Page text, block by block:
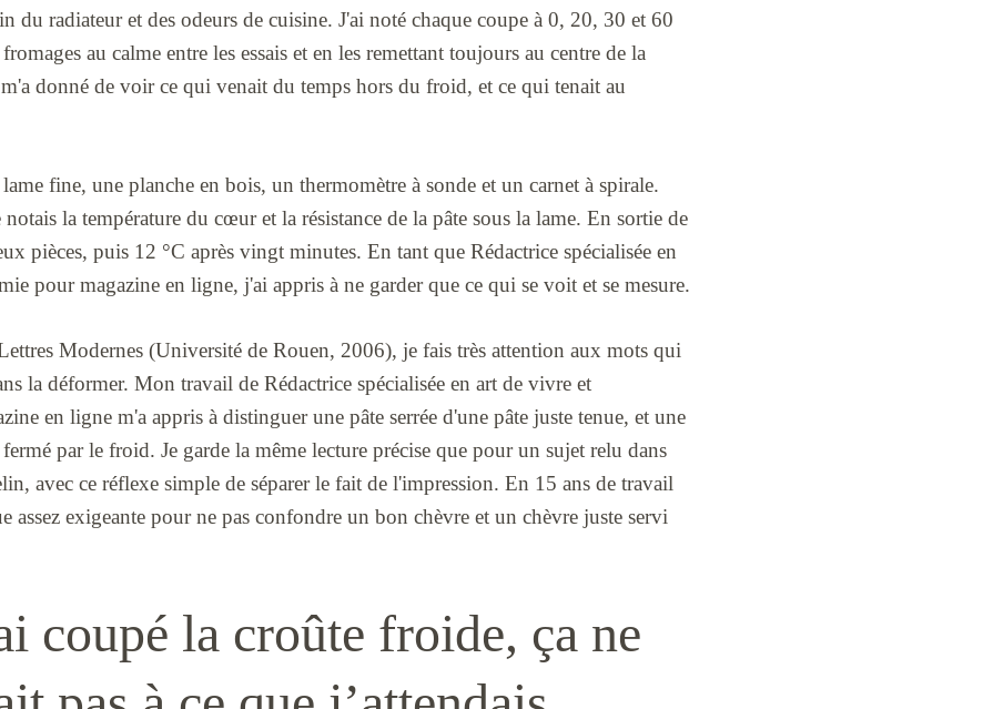
du radiateur et des odeurs de cuisine. J'ai noté chaque coupe à 0, 20, 30 et 60
au calme entre les essais et en les remettant toujours au centre de la
donné de voir ce qui venait du temps hors du froid, et ce qui tenait au
fine, une planche en bois, un thermomètre à sonde et un carnet à spirale.
la température du cœur et la résistance de la pâte sous la lame. En sortie de
pièces, puis 12 °C après vingt minutes. En tant que Rédactrice spécialisée en
pour magazine en ligne, j'ai appris à ne garder que ce qui se voit et se mesure.
Modernes (Université de Rouen, 2006), je fais très attention aux mots qui
la déformer. Mon travail de Rédactrice spécialisée en art de vivre et
en ligne m'a appris à distinguer une pâte serrée d'une pâte juste tenue, et une
par le froid. Je garde la même lecture précise que pour un sujet relu dans
avec ce réflexe simple de séparer le fait de l'impression. En 15 ans de travail
assez exigeante pour ne pas confondre un bon chèvre et un chèvre juste servi
coupé la croûte froide, ça ne